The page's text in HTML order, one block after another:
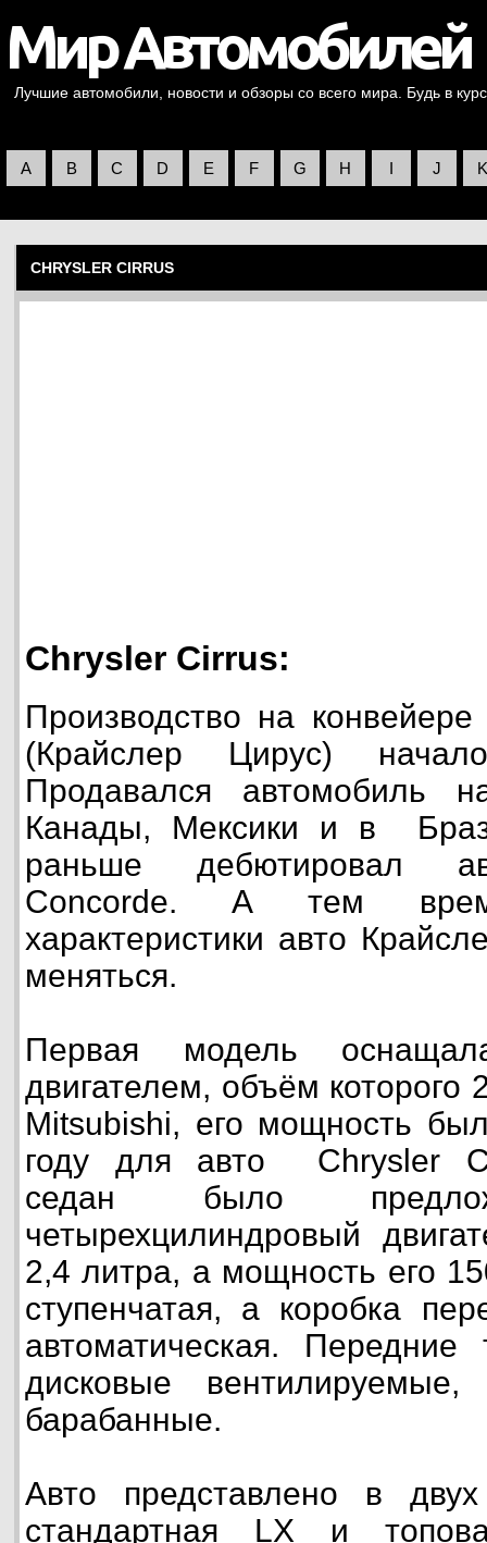
Лучшие автомобили, новости и обзоры со всего мира. Будь в
A B C D E F G H I J K
CHRYSLER CIRRUS
Chrysler Cirrus:
Производство на
(Крайслер Цирус)
Продавался автомобиль
Канады, Мексики и в
раньше дебютировал
Concorde. А тем
характеристики авто
меняться.
Первая модель
двигателем, объём которого
Mitsubishi, его мощность
году для авто Chrysler
седан было
четырехцилиндровый
2,4 литра, а мощность его
ступенчатая, а коробка
автоматическая. Передние
дисковые
барабанные.
Авто представлено в двух
стандартная LX и